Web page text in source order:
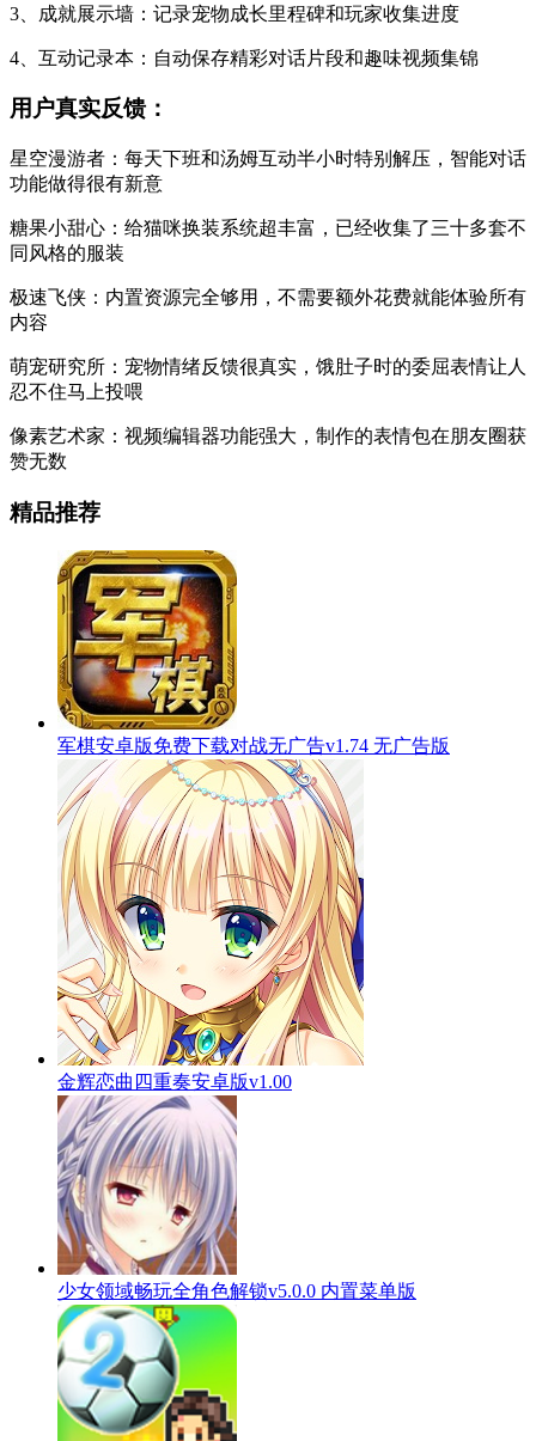
3、成就展示墙：记录宠物成长里程碑和玩家收集进度
4、互动记录本：自动保存精彩对话片段和趣味视频集锦
用户真实反馈：
星空漫游者：每天下班和汤姆互动半小时特别解压，智能对话
功能做得很有新意
糖果小甜心：给猫咪换装系统超丰富，已经收集了三十多套不
同风格的服装
极速飞侠：内置资源完全够用，不需要额外花费就能体验所有
内容
萌宠研究所：宠物情绪反馈很真实，饿肚子时的委屈表情让人
忍不住马上投喂
像素艺术家：视频编辑器功能强大，制作的表情包在朋友圈获
赞无数
精品推荐
军棋安卓版免费下载对战无广告v1.74 无广告版
金辉恋曲四重奏安卓版v1.00
少女领域畅玩全角色解锁v5.0.0 内置菜单版